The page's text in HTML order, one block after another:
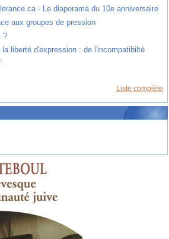
- Le diaporama du 10e anniversaire
aux groupes de pression
?
la liberté d'expression : de l'incompatibilté
Liste complète